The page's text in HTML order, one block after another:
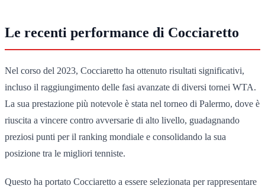
Le recenti performance di Cocciaretto
Nel corso del 2023, Cocciaretto ha ottenuto risultati significativi,
incluso il raggiungimento delle fasi avanzate di diversi tornei WTA.
La sua prestazione più notevole è stata nel torneo di Palermo, dove è
riuscita a vincere contro avversarie di alto livello, guadagnando
preziosi punti per il ranking mondiale e consolidando la sua
posizione tra le migliori tenniste.
Questo ha portato Cocciaretto a essere selezionata per rappresentare